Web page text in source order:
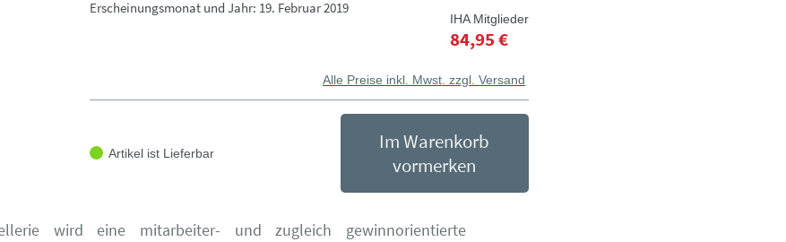
Erscheinungsmonat und Jahr: 19. Februar 2019
IHA Mitglieder
84,95 €
Alle Preise inkl. Mwst. zzgl. Versand
Artikel ist Lieferbar
Im Warenkorb
vormerken
wird eine mitarbeiter- und zugleich gewinnorientierte